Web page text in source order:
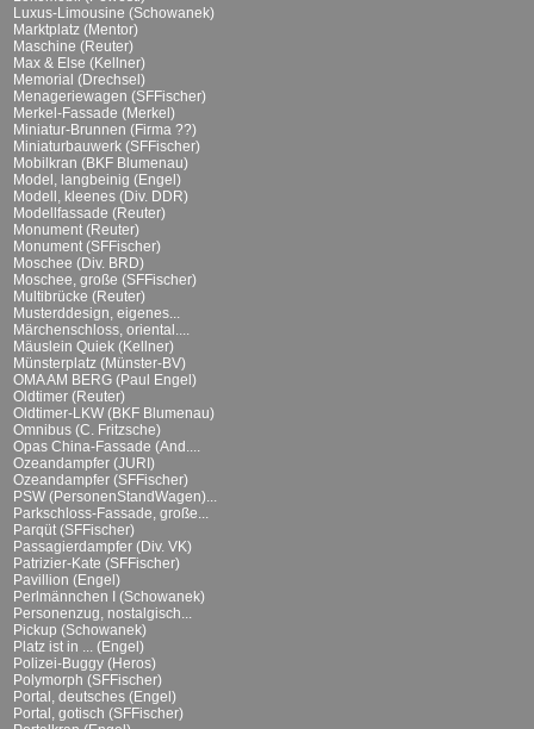
Luxus-Limousine (Schowanek)
Marktplatz (Mentor)
Maschine (Reuter)
Max & Else (Kellner)
Memorial (Drechsel)
Menageriewagen (SFFischer)
Merkel-Fassade (Merkel)
Miniatur-Brunnen (Firma ??)
Miniaturbauwerk (SFFischer)
Mobilkran (BKF Blumenau)
Model, langbeinig (Engel)
Modell, kleenes (Div. DDR)
Modellfassade (Reuter)
Monument (Reuter)
Monument (SFFischer)
Moschee (Div. BRD)
Moschee, große (SFFischer)
Multibrücke (Reuter)
Musterddesign, eigenes...
Märchenschloss, oriental....
Mäuslein Quiek (Kellner)
Münsterplatz (Münster-BV)
OMA AM BERG (Paul Engel)
Oldtimer (Reuter)
Oldtimer-LKW (BKF Blumenau)
Omnibus (C. Fritzsche)
Opas China-Fassade (And....
Ozeandampfer (JURI)
Ozeandampfer (SFFischer)
PSW (PersonenStandWagen)...
Parkschloss-Fassade, große...
Parqüt (SFFischer)
Passagierdampfer (Div. VK)
Patrizier-Kate (SFFischer)
Pavillion (Engel)
Perlmännchen I (Schowanek)
Personenzug, nostalgisch...
Pickup (Schowanek)
Platz ist in ... (Engel)
Polizei-Buggy (Heros)
Polymorph (SFFischer)
Portal, deutsches (Engel)
Portal, gotisch (SFFischer)